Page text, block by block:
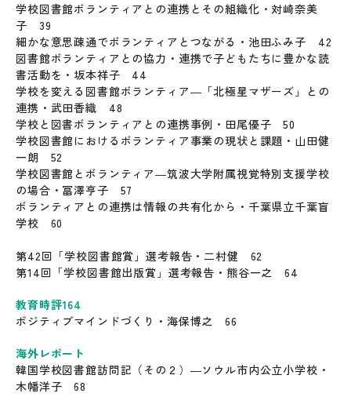
学校図書館ボランティアとの連携とその組織化・対崎奈美
子 39
細かな意思疎通でボランティアとつながる・池田ふみ子 42
図書館ボランティアとの協力・連携で子どもたちに豊かな読
書活動を・坂本祥子 44
学校を変える図書館ボランティア―「北極星マザーズ」との
連携・武田香織 48
学校と図書ボランティアとの連携事例・田尾優子 50
学校図書館におけるボランティア事業の現状と課題・山田健
一朗 52
学校図書館とボランティア―筑波大学附属視覚特別支援学校
の場合・冨澤亨子 57
ボランティアとの連携は情報の共有化から・千葉県立千葉盲
学校 60
第42回「学校図書館賞」選考報告・二村健 62
第14回「学校図書館出版賞」選考報告・熊谷一之 64
教育時評164
ポジティブマインドづくり・海保博之 66
海外レポート
韓国学校図書館訪問記（その２）―ソウル市内公立小学校・
木幡洋子 68